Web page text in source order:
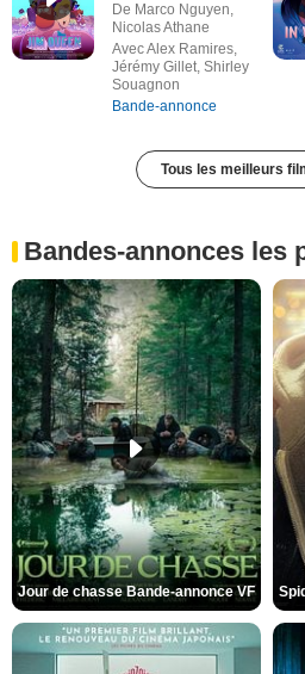
De Marco Nguyen,
Nicolas Athane
Avec Alex Ramires,
Jérémy Gillet, Shirley
Souagnon
Bande-annonce
Tous les meilleurs
Bandes-annonces les
Jour de chasse Bande-annonce VF